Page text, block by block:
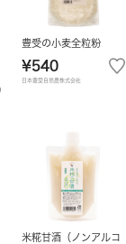
豊受の小麦全粒粉
¥540
日本豊受自然農株式会社
米糀甘酒（ノンアルコ